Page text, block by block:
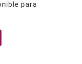
para